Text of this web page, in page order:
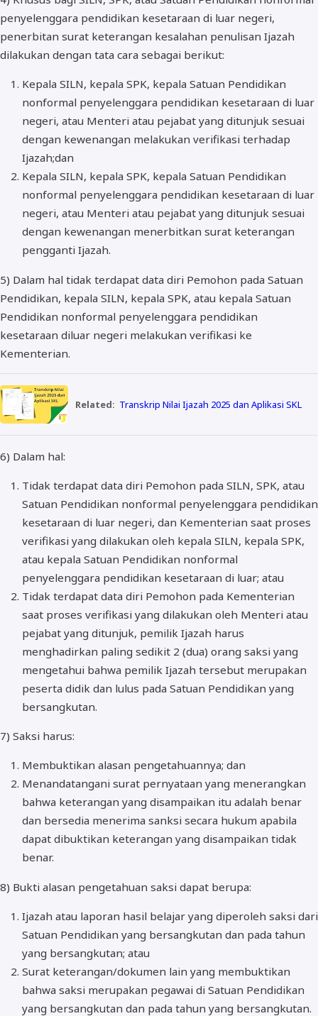
penyelenggara pendidikan kesetaraan di luar negeri,
penerbitan surat keterangan kesalahan penulisan Ijazah
dilakukan dengan tata cara sebagai berikut:
Kepala SILN, kepala SPK, kepala Satuan Pendidikan
nonformal penyelenggara pendidikan kesetaraan di luar
negeri, atau Menteri atau pejabat yang ditunjuk sesuai
dengan kewenangan melakukan verifikasi terhadap
Ijazah;dan
Kepala SILN, kepala SPK, kepala Satuan Pendidikan
nonformal penyelenggara pendidikan kesetaraan di luar
negeri, atau Menteri atau pejabat yang ditunjuk sesuai
dengan kewenangan menerbitkan surat keterangan
pengganti Ijazah.
5) Dalam hal tidak terdapat data diri Pemohon pada Satuan
Pendidikan, kepala SILN, kepala SPK, atau kepala Satuan
Pendidikan nonformal penyelenggara pendidikan
kesetaraan diluar negeri melakukan verifikasi ke
Kementerian.
Related: Transkrip Nilai Ijazah 2025 dan Aplikasi SKL
6) Dalam hal:
Tidak terdapat data diri Pemohon pada SILN, SPK, atau
Satuan Pendidikan nonformal penyelenggara pendidikan
kesetaraan di luar negeri, dan Kementerian saat proses
verifikasi yang dilakukan oleh kepala SILN, kepala SPK,
atau kepala Satuan Pendidikan nonformal
penyelenggara pendidikan kesetaraan di luar; atau
Tidak terdapat data diri Pemohon pada Kementerian
saat proses verifikasi yang dilakukan oleh Menteri atau
pejabat yang ditunjuk, pemilik Ijazah harus
menghadirkan paling sedikit 2 (dua) orang saksi yang
mengetahui bahwa pemilik Ijazah tersebut merupakan
peserta didik dan lulus pada Satuan Pendidikan yang
bersangkutan.
7) Saksi harus:
Membuktikan alasan pengetahuannya; dan
Menandatangani surat pernyataan yang menerangkan
bahwa keterangan yang disampaikan itu adalah benar
dan bersedia menerima sanksi secara hukum apabila
dapat dibuktikan keterangan yang disampaikan tidak
benar.
8) Bukti alasan pengetahuan saksi dapat berupa:
Ijazah atau laporan hasil belajar yang diperoleh saksi dari
Satuan Pendidikan yang bersangkutan dan pada tahun
yang bersangkutan; atau
Surat keterangan/dokumen lain yang membuktikan
bahwa saksi merupakan pegawai di Satuan Pendidikan
yang bersangkutan dan pada tahun yang bersangkutan.